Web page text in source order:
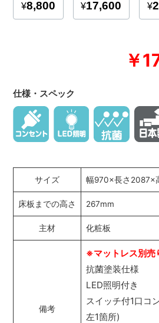
￥
仕様・スペック
サイズ 幅970×長さ2087×
床板までの高さ 267mm
主材 化粧板
備考
※マットレス別売
抗菌塗装仕様
LED照明付き
スイッチ付1口コ
左1箇所)